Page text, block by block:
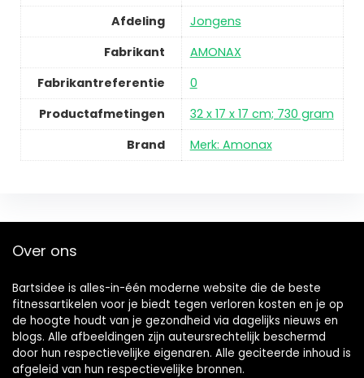
Afdeling
Jongens
Fabrikant
AMONAX
Fabrikantreferentie
0
Productafmetingen
32 x 17 x 17 cm; 730 gram
Brand
Merk: Amonax
Over ons
Bartsidee is alles-in-één moderne website die de beste
fitnessartikelen voor je biedt tegen verloren kosten en je op
de hoogte houdt van je gezondheid via dagelijks nieuws en
blogs. Alle afbeeldingen zijn auteursrechtelijk beschermd
door hun respectievelijke eigenaren. Alle geciteerde inhoud is
afgeleid van hun respectievelijke bronnen.